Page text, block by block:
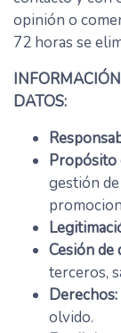
opinión o
72 horas se
DATOS:
Propósito
gestión
Cesión de
terceros,
Derechos:
olvido.